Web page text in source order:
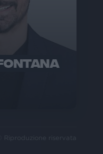
© Riproduzione riservata